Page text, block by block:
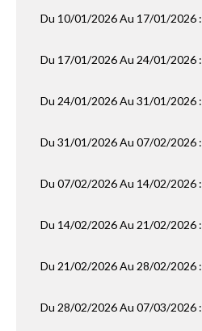
Du 10/01/2026 Au 17/01/2026 :
Du 17/01/2026 Au 24/01/2026 :
Du 24/01/2026 Au 31/01/2026 :
Du 31/01/2026 Au 07/02/2026 :
Du 07/02/2026 Au 14/02/2026 :
Du 14/02/2026 Au 21/02/2026 :
Du 21/02/2026 Au 28/02/2026 :
Du 28/02/2026 Au 07/03/2026 :